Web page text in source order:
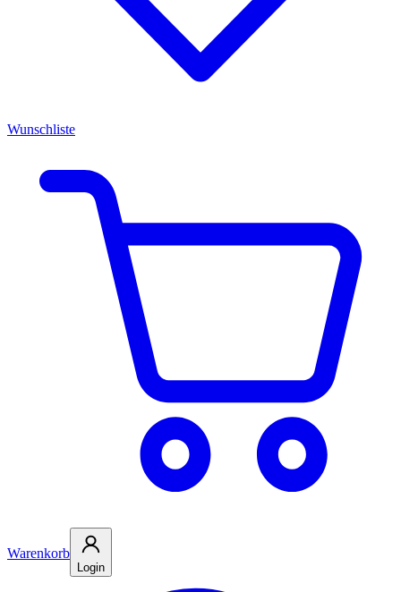
Wunschliste
Warenkorb
Login